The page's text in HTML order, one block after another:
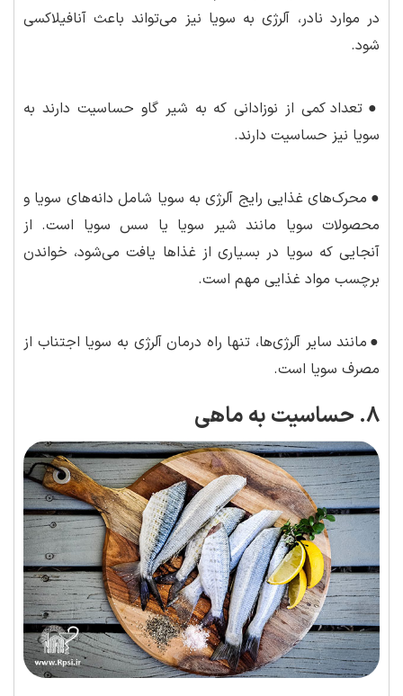
در موارد نادر، آلرژی به سویا نیز می‌تواند باعث آنافیلاکسی
شود.
● تعداد کمی از نوزادانی که به شیر گاو حساسیت دارند به
سویا نیز حساسیت دارند.
● محرک‌های غذایی رایج آلرژی به سویا شامل دانه‌های سویا و
محصولات سویا مانند شیر سویا یا سس سویا است. از
آنجایی که سویا در بسیاری از غذاها یافت می‌شود، خواندن
برچسب مواد غذایی مهم است.
● مانند سایر آلرژی‌ها، تنها راه درمان آلرژی به سویا اجتناب از
مصرف سویا است.
8. حساسیت به ماهی